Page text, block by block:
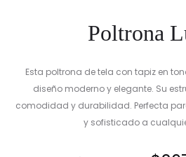
Poltrona
Esta poltrona de tela con tapiz en
diseño moderno y elegante. Su
comodidad y durabilidad. Perfecta
y sofisticado a